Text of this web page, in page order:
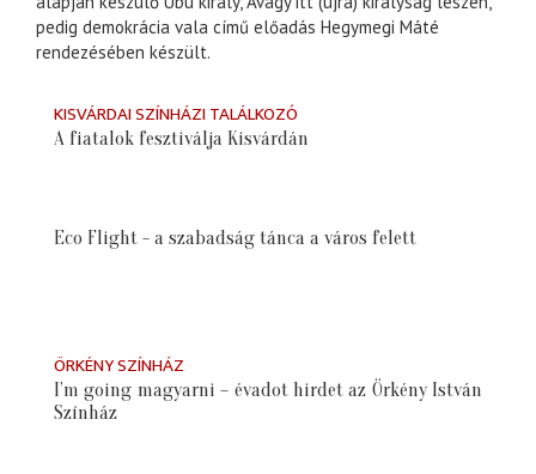
pedig demokrácia vala című előadás Hegymegi Máté
rendezésében készült.
KISVÁRDAI SZÍNHÁZI TALÁLKOZÓ
A fiatalok fesztiválja Kisvárdán
Eco Flight - a szabadság tánca a város felett
ÖRKÉNY SZÍNHÁZ
I’m going magyarni – évadot hirdet az Örkény István
Színház